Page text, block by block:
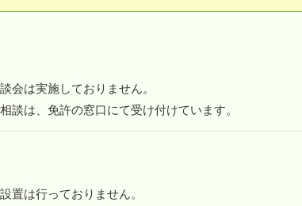
会は実施しておりません。
談は、免許の窓口にて受け付けています。
置は行っておりません。